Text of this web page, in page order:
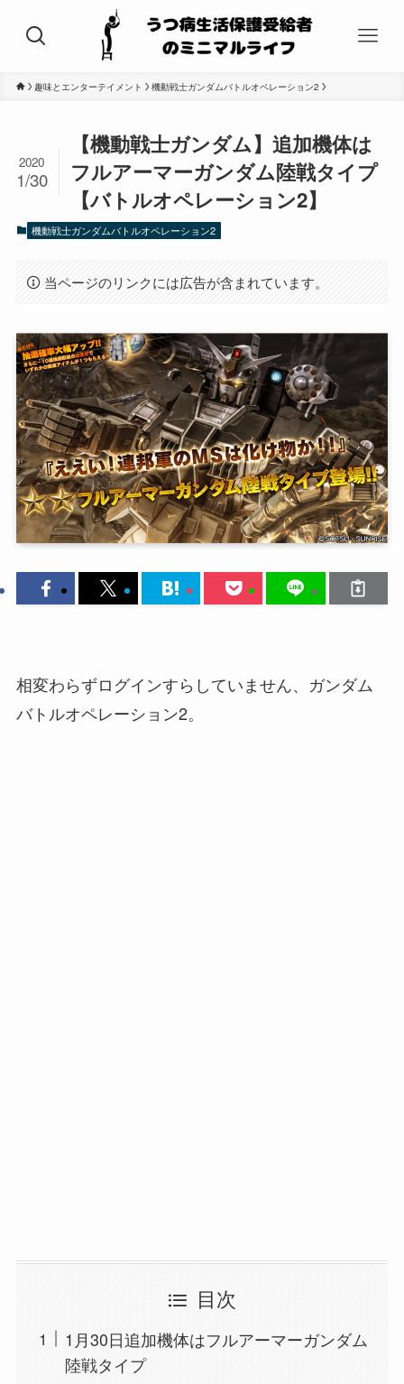
趣味とエンターテイメント 機動戦士ガンダムバトルオペレーション2
【機動戦士ガンダム】追加機体は
フルアーマーガンダム陸戦タイプ
【バトルオペレーション2】
2020
1/30
機動戦士ガンダムバトルオペレーション2
当ページのリンクには広告が含まれています。
相変わらずログインすらしていません、ガンダム
バトルオペレーション2。
目次
1月30日追加機体はフルアーマーガンダム
陸戦タイプ